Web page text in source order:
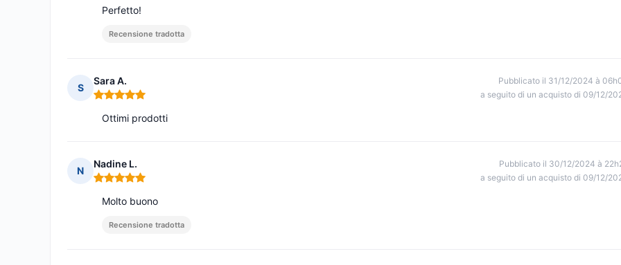
Perfetto!
Recensione tradotta
S
Sara A.
Nota: 5 su 5
Pubblicato il 31/12/2024 à
a seguito di un acquisto di 09/12/
Ottimi prodotti
N
Nadine L.
Nota: 5 su 5
Pubblicato il 30/12/2024 à
a seguito di un acquisto di 09/12/
Molto buono
Recensione tradotta